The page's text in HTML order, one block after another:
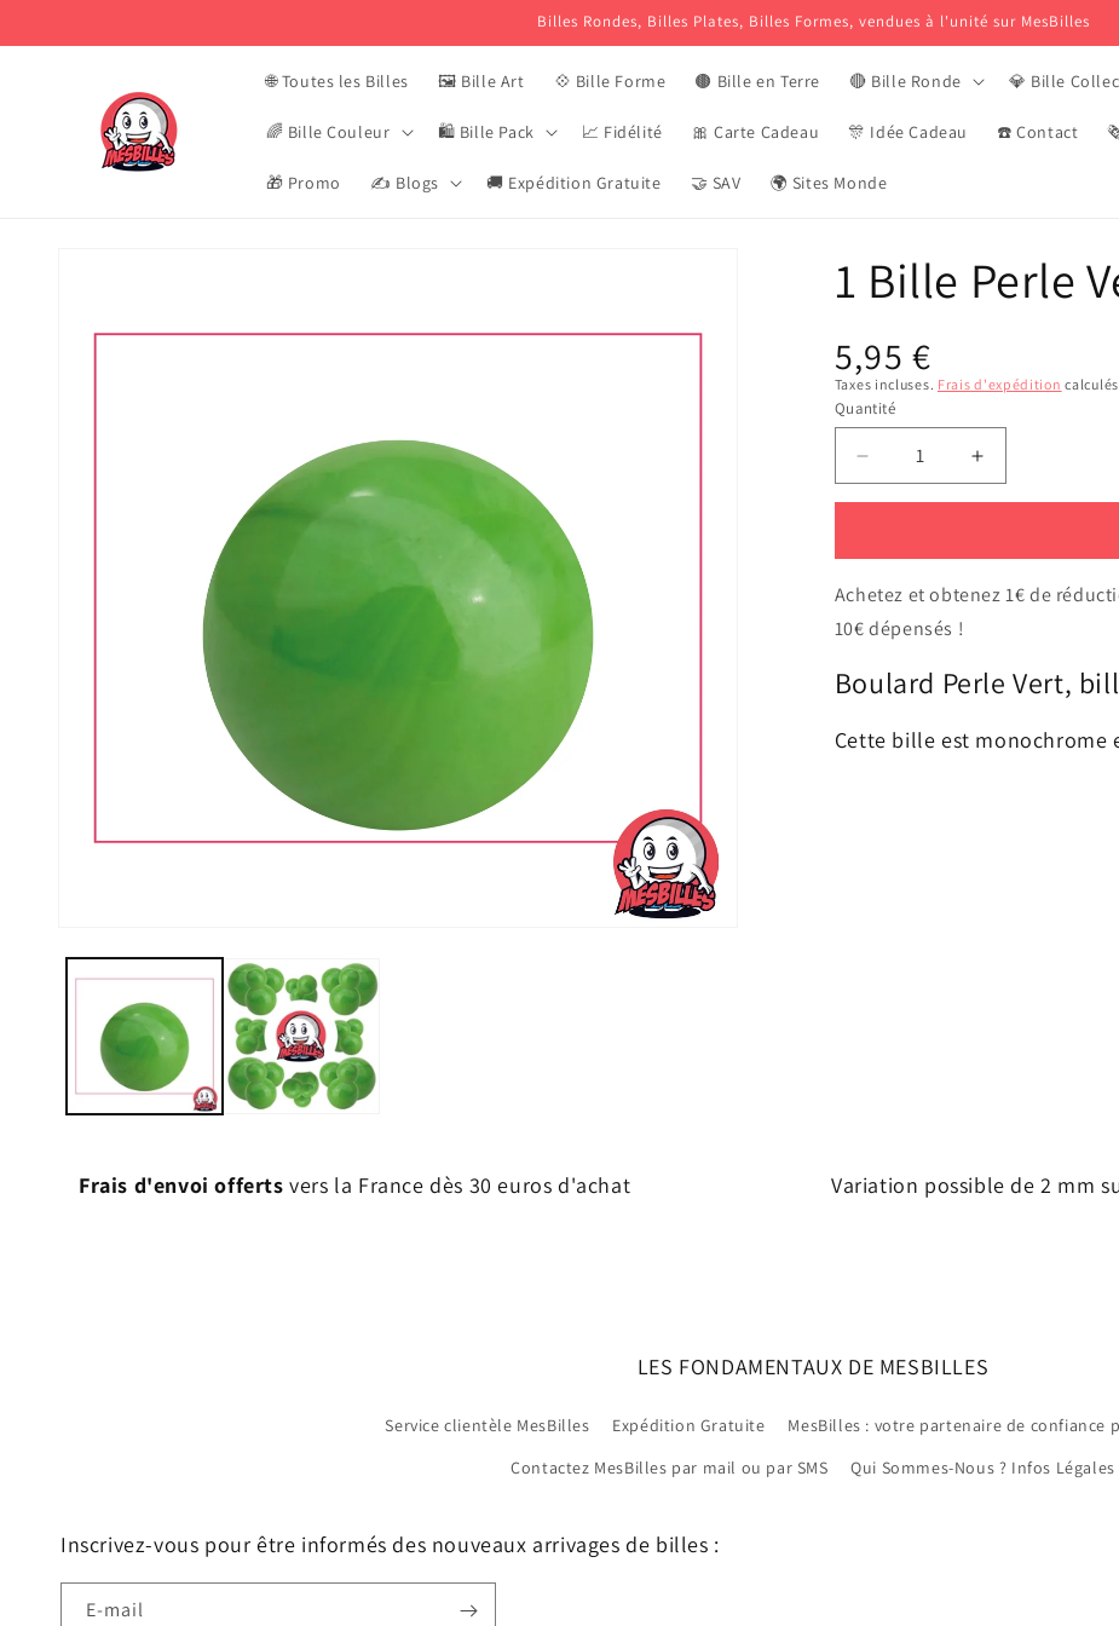
au
Billes Rondes, Billes Plates, Billes Formes, vendues à l'unité sur MesBilles
🌐 Toutes les Billes 🖼️ Bille Art 💠 Bille Forme 🟤 Bille en Terre 🔴 Bille Ronde 💎 Bille
🌈 Bille Couleur 🛍️ Bille Pack 📈 Fidélité 🎀 Carte Cadeau 🎊 Idée Cadeau ☎️ Contact
🎁 Promo ✍️ Blogs 🚚 Expédition Gratuite 🤝 SAV 🌍 Sites Monde
1 Bille Perle
Prix
habituel
5,95 €
Taxes incluses. Frais d'expédition
Quantité
Réduire
la
Bille
Perle
Vert
mm
Augmenter
la
Bille
35
mm
Achetez et obtenez 1€ de
10€ dépensés !
Boulard Perle Vert,
Cette bille est monochrome
Frais d'envoi offerts vers la France dès 30 euros d'achat Variation possible de 2 mm
LES FONDAMENTAUX DE MESBILLES
Service clientèle MesBilles Expédition Gratuite
MesBilles : votre partenaire de confiance
Contactez MesBilles par mail ou par SMS
Qui Sommes-Nous ? Infos Légales
Inscrivez-vous pour être informés des nouveaux arrivages de billes :
E-mail